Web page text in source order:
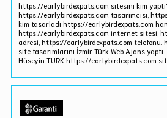
https://earlybirdexpats.com sitesini kim
https://earlybirdexpats.com tasarımcısı,
kim tasarladı https://earlybirdexpats.com
https://earlybirdexpats.com internet sitesi,
adresi, https://earlybirdexpats.com telefonu.
site tasarımlarını İzmir Türk Web Ajans yaptı.
Hüseyin TÜRK https://earlybirdexpats.com